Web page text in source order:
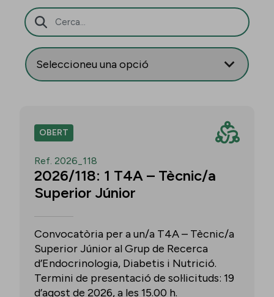
Barra de cerca
OBERT
Ref. 2026_118
2026/118: 1 T4A – Tècnic/a
Superior Júnior
Convocatòria per a un/a T4A – Tècnic/a
Superior Júnior al Grup de Recerca
d’Endocrinologia, Diabetis i Nutrició.
Termini de presentació de sol·licituds: 19
d’agost de 2026, a les 15.00 h.